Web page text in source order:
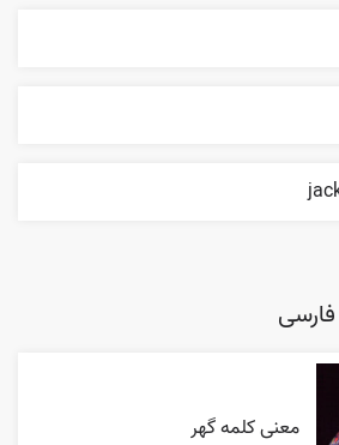
فارسی
معنی کلمه گهر